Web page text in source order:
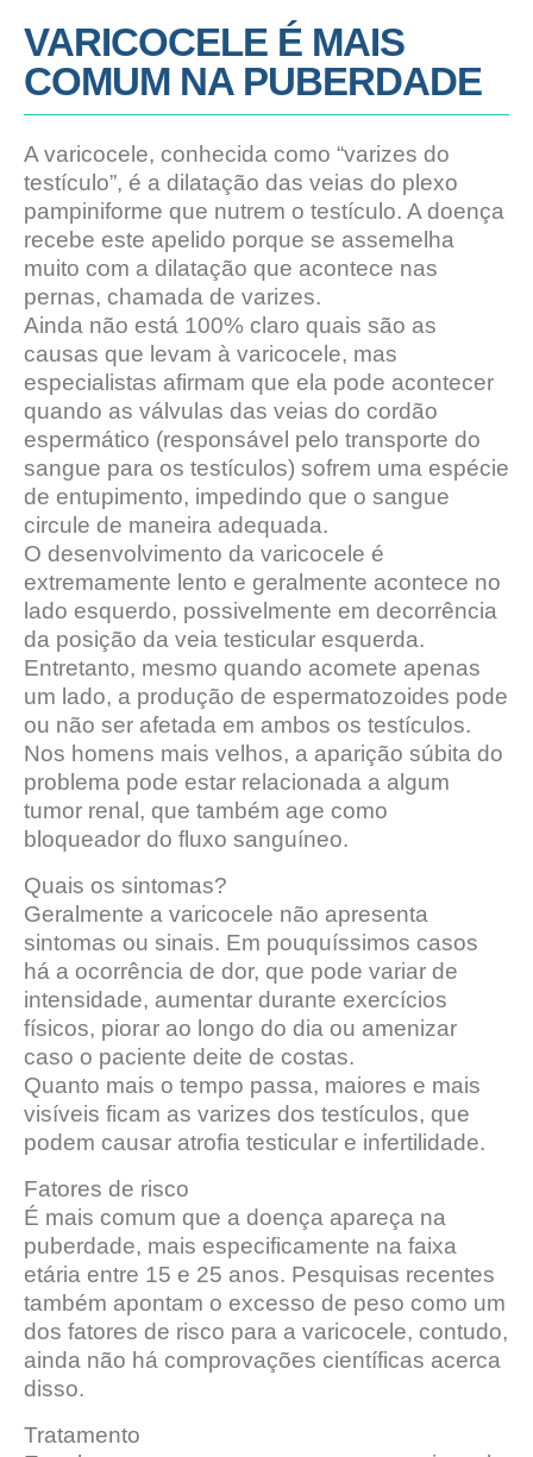
VARICOCELE É MAIS
COMUM NA PUBERDADE
A varicocele, conhecida como “varizes do
testículo”, é a dilatação das veias do plexo
pampiniforme que nutrem o testículo. A doença
recebe este apelido porque se assemelha
muito com a dilatação que acontece nas
pernas, chamada de varizes.
Ainda não está 100% claro quais são as
causas que levam à varicocele, mas
especialistas afirmam que ela pode acontecer
quando as válvulas das veias do cordão
espermático (responsável pelo transporte do
sangue para os testículos) sofrem uma espécie
de entupimento, impedindo que o sangue
circule de maneira adequada.
O desenvolvimento da varicocele é
extremamente lento e geralmente acontece no
lado esquerdo, possivelmente em decorrência
da posição da veia testicular esquerda.
Entretanto, mesmo quando acomete apenas
um lado, a produção de espermatozoides pode
ou não ser afetada em ambos os testículos.
Nos homens mais velhos, a aparição súbita do
problema pode estar relacionada a algum
tumor renal, que também age como
bloqueador do fluxo sanguíneo.
Quais os sintomas?
Geralmente a varicocele não apresenta
sintomas ou sinais. Em pouquíssimos casos
há a ocorrência de dor, que pode variar de
intensidade, aumentar durante exercícios
físicos, piorar ao longo do dia ou amenizar
caso o paciente deite de costas.
Quanto mais o tempo passa, maiores e mais
visíveis ficam as varizes dos testículos, que
podem causar atrofia testicular e infertilidade.
Fatores de risco
É mais comum que a doença apareça na
puberdade, mais especificamente na faixa
etária entre 15 e 25 anos. Pesquisas recentes
também apontam o excesso de peso como um
dos fatores de risco para a varicocele, contudo,
ainda não há comprovações científicas acerca
disso.
Tratamento